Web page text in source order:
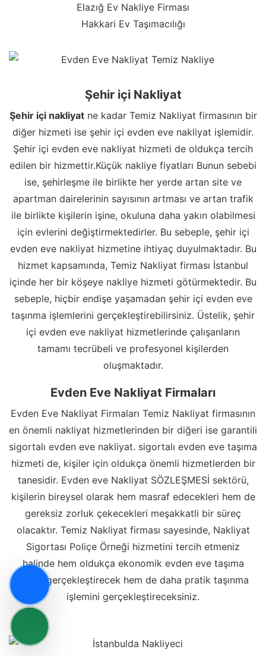
Elazığ Ev Nakliye Firması
Hakkari Ev Taşımacılığı
Şehir içi Nakliyat
Şehir içi nakliyatne kadar Temiz Nakliyat firmasının bir
diğer hizmeti ise şehir içi evden eve nakliyat işlemidir.
Şehir içi evden eve nakliyat hizmeti de oldukça tercih
edilen bir hizmettir.Küçük nakliye fiyatları Bunun sebebi
ise, şehirleşme ile birlikte her yerde artan site ve
apartman dairelerinin sayısının artması ve artan trafik
ile birlikte kişilerin işine, okuluna daha yakın olabilmesi
için evlerini değiştirmektedirler. Bu sebeple, şehir içi
evden eve nakliyat hizmetine ihtiyaç duyulmaktadır. Bu
hizmet kapsamında, Temiz Nakliyat firması İstanbul
içinde her bir köşeye nakliye hizmeti götürmektedir. Bu
sebeple, hiçbir endişe yaşamadan şehir içi evden eve
taşınma işlemlerini gerçekleştirebilirsiniz. Üstelik, şehir
içi evden eve nakliyat hizmetlerinde çalışanların
tamamı tecrübeli ve profesyonel kişilerden
oluşmaktadır.
Evden Eve Nakliyat Firmaları
Evden Eve Nakliyat Firmaları Temiz Nakliyat firmasının
en önemli nakliyat hizmetlerinden bir diğeri ise garantili
sigortalı evden eve nakliyat. sigortalı evden eve taşıma
hizmeti de, kişiler için oldukça önemli hizmetlerden bir
tanesidir. Evden eve Nakliyat SÖZLEŞMESİ sektörü,
kişilerin bireysel olarak hem masraf edecekleri hem de
gereksiz zorluk çekecekleri meşakkatli bir süreç
olacaktır. Temiz Nakliyat firması sayesinde, Nakliyat
Sigortası Poliçe Örneği hizmetini tercih etmeniz
halinde hem oldukça ekonomik evden eve taşıma
işlemi gerçekleştirecek hem de daha pratik taşınma
işlemini gerçekleştireceksiniz.